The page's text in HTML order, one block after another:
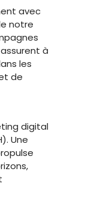
avec
notre
à
les
de
digital
Une